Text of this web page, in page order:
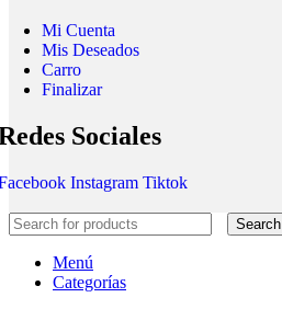
Mi Cuenta
Mis Deseados
Carro
Finalizar
Sociales
Instagram Tiktok
Search
Menú
Categorías